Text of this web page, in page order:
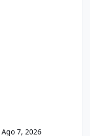
Ago 7, 2026